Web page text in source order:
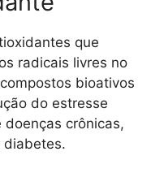
que
radicais livres no
bioativos
do estresse
crônicas,
diabetes.